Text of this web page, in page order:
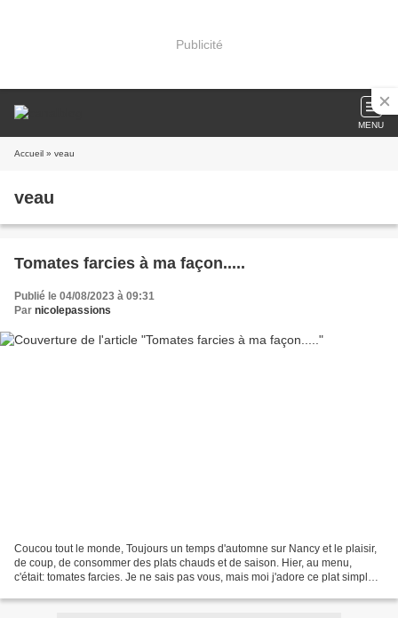
Publicité
MENU
Accueil » veau
veau
Tomates farcies à ma façon.....
Publié le 04/08/2023 à 09:31
Par nicolepassions
Coucou tout le monde, Toujours un temps d'automne sur Nancy et le plaisir,
de coup, de consommer des plats chauds et de saison. Hier, au menu,
c'était: tomates farcies. Je ne sais pas vous, mais moi j'adore ce plat simple